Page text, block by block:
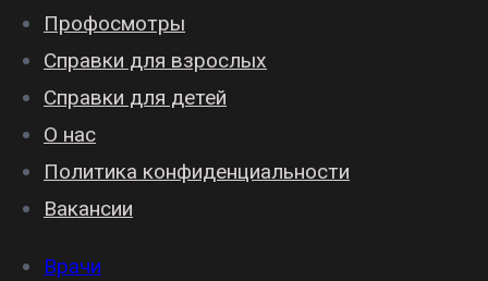
Профосмотры
Справки для взрослых
Справки для детей
О нас
Политика конфиденциальности
Вакансии
Врачи